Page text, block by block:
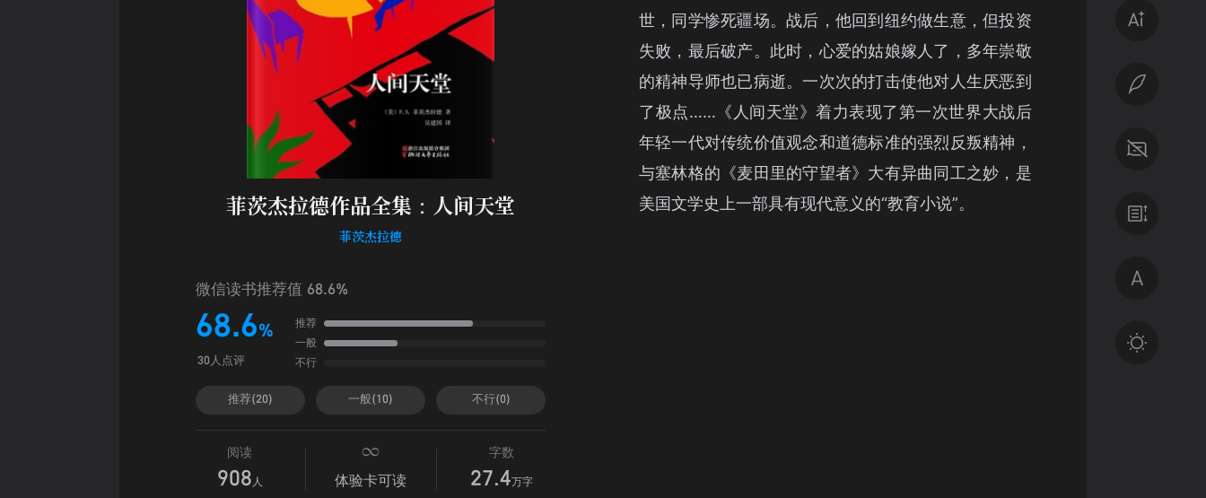
菲茨杰拉德作品全集：人间天堂
菲茨杰拉德
微信读书推荐值 68.6%
68.6%
30人点评
推荐
一般
不行
推荐(20) 一般(10) 不行(0)
阅读
908 人 体验卡可读
字数
27.4万字
世，同学惨死疆场。战后，他回到纽约做生意，但投资
失败，最后破产。此时，心爱的姑娘嫁人了，多年崇敬
的精神导师也已病逝。一次次的打击使他对人生厌恶到
了极点……《人间天堂》着力表现了第一次世界大战后
年轻一代对传统价值观念和道德标准的强烈反叛精神，
与塞林格的《麦田里的守望者》大有异曲同工之妙，是
美国文学史上一部具有现代意义的“教育小说”。